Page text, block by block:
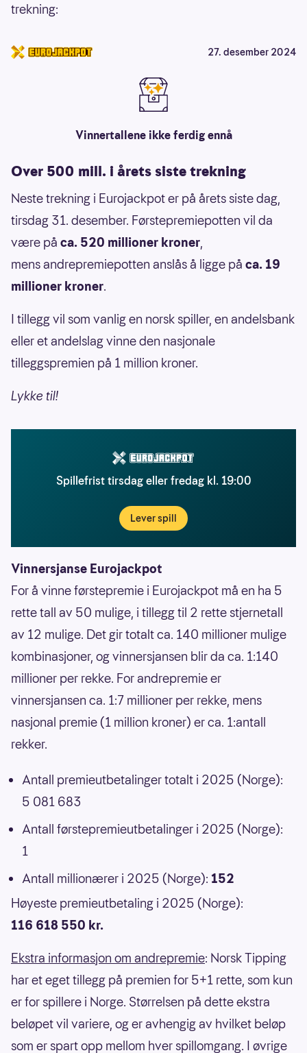
trekning:
27. desember 2024
Vinnertallene ikke ferdig ennå
Over 500 mill. i årets siste trekning
Neste trekning i Eurojackpot er på årets siste dag,
tirsdag 31. desember. Førstepremiepotten vil da
være på ca. 520 millioner kroner,
mens andrepremiepotten anslås å ligge på ca. 19
millioner kroner.
I tillegg vil som vanlig en norsk spiller, en andelsbank
eller et andelslag vinne den nasjonale
tilleggspremien på 1 million kroner.
Lykke til!
Spillefrist tirsdag eller fredag kl. 19:00
Lever spill
Vinnersjanse Eurojackpot
For å vinne førstepremie i Eurojackpot må en ha 5
rette tall av 50 mulige, i tillegg til 2 rette stjernetall
av 12 mulige. Det gir totalt ca. 140 millioner mulige
kombinasjoner, og vinnersjansen blir da ca. 1:140
millioner per rekke. For andrepremie er
vinnersjansen ca. 1:7 millioner per rekke, mens
nasjonal premie (1 million kroner) er ca. 1:antall
rekker.
Antall premieutbetalinger totalt i 2025 (Norge):
5 081 683
Antall førstepremieutbetalinger i 2025 (Norge):
1
Antall millionærer i 2025 (Norge): 152
Høyeste premieutbetaling i 2025 (Norge):
116 618 550 kr.
Ekstra informasjon om andrepremie: Norsk Tipping
har et eget tillegg på premien for 5+1 rette, som kun
er for spillere i Norge. Størrelsen på dette ekstra
beløpet vil variere, og er avhengig av hvilket beløp
som er spart opp mellom hver spillomgang. I øvrige